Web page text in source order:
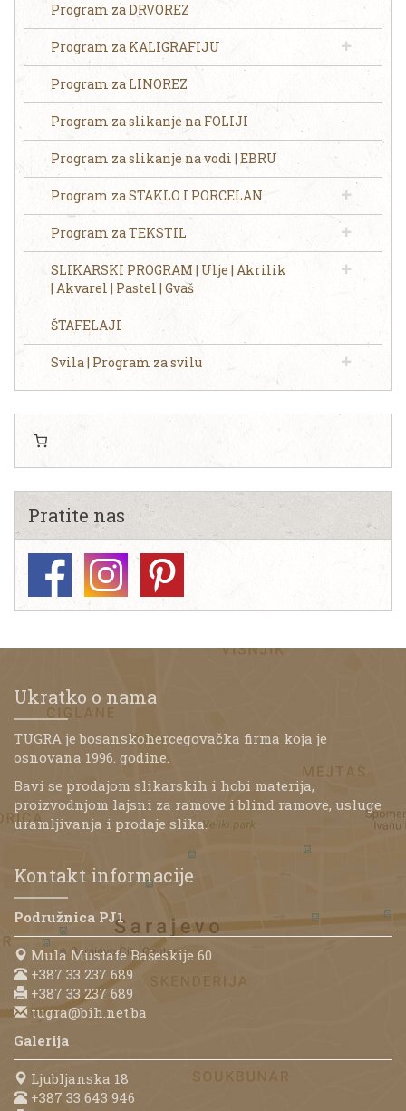
Program za DRVOREZ
Program za KALIGRAFIJU
Program za LINOREZ
Program za slikanje na FOLIJI
Program za slikanje na vodi | EBRU
Program za STAKLO I PORCELAN
Program za TEKSTIL
SLIKARSKI PROGRAM | Ulje | Akrilik
| Akvarel | Pastel | Gvaš
ŠTAFELAJI
Svila | Program za svilu
Pratite nas
Ukratko o nama
TUGRA je bosanskohercegovačka firma koja je
osnovana 1996. godine.
Bavi se prodajom slikarskih i hobi materija,
proizvodnjom lajsni za ramove i blind ramove, usluge
uramljivanja i prodaje slika.
Kontakt informacije
Podružnica PJ1
Mula Mustafe Bašeskije 60
+387 33 237 689
+387 33 237 689
tugra@bih.net.ba
Galerija
Ljubljanska 18
+387 33 643 946